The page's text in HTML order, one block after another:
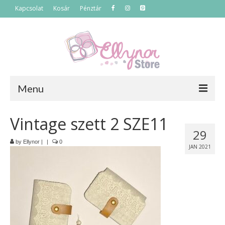
Kapcsolat Kosár Pénztár
Menu
Termékek
Akciós termékek
Táskák
Neszeszerek
29
JAN 2021
Vintage szett 2 SZE11
by Ellynor | | 0